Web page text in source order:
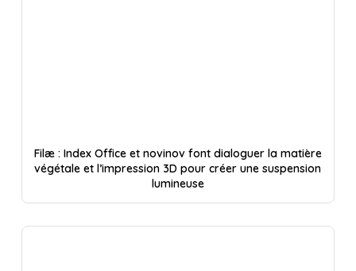
Filæ : Index Office et novinov font dialoguer la matière
végétale et l’impression 3D pour créer une suspension
lumineuse